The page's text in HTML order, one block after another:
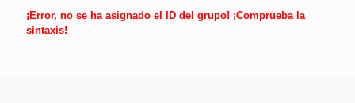
¡Error, no se ha asignado el ID del grupo! ¡Comprueba la
sintaxis!